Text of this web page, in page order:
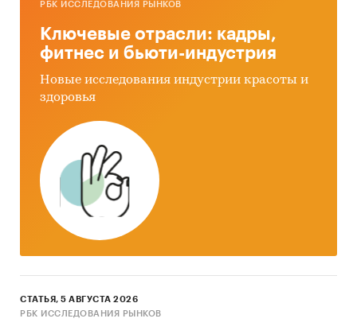
Выводы по исследованию
Источники информации:
Базы данных государственных органов
статистики
Данные Федеральной налоговой службы
Открытые источники (сайты, порталы)
Официальные интернет-порталы правовой
информации
Сайты компаний
Архивы СМИ
РБК ИССЛЕДОВАНИЯ РЫНКОВ
Ключевые отрасли: кадры,
фитнес и бьюти-индустрия
Новые исследования индустрии красоты и
здоровья
СТАТЬЯ, 5 АВГУСТА 2026
РБК ИССЛЕДОВАНИЯ РЫНКОВ